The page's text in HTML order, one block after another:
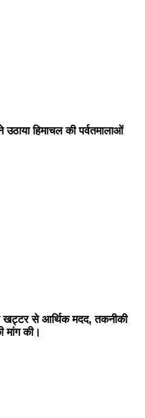
उठाया हिमाचल की पर्वतमालाओं
खट्टर से आर्थिक मदद, तकनीकी
मांग की।